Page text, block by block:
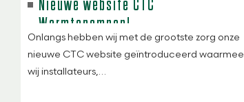
Nieuwe website CTC
Warmtepompen!
Onlangs hebben wij met de grootste zorg onze
nieuwe CTC website geïntroduceerd waarmee
wij installateurs,…